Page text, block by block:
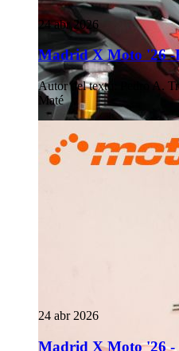
24 abr 2026
Madrid X Moto '26 -
Autor del texto Pedro A.
Maté
24 abr 2026
Madrid X Moto '26 -